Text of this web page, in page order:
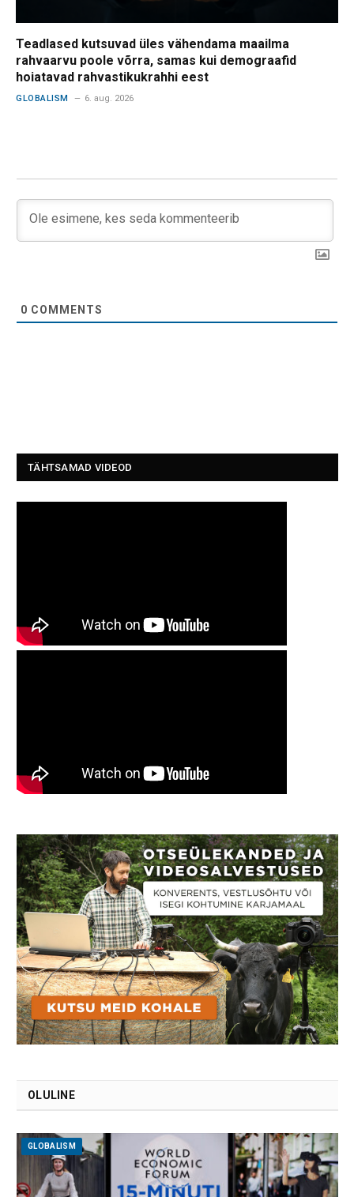
Teadlased kutsuvad üles vähendama maailma
rahvaarvu poole võrra, samas kui demograafid
hoiatavad rahvastikukrahhi eest
GLOBALISM 6. aug. 2026
0 COMMENTS
TÄHTSAMAD VIDEOD
OLULINE
GLOBALISM